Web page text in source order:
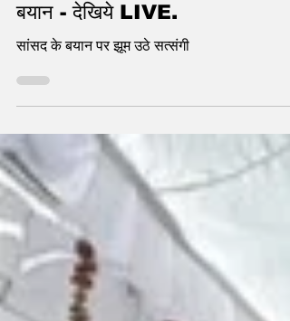
Bhaiya ji के हरदोई सत्संग में बड़ा
बयान - देखिये LIVE.
सांसद के बयान पर झूम उठे सत्संगी